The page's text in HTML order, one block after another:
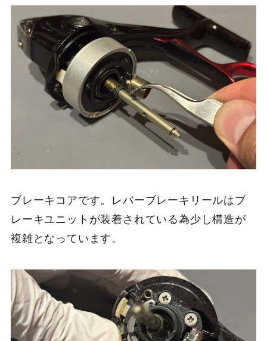
ブレーキコアです。レバーブレーキリールはブ
レーキユニットが装着されている為少し構造が
複雑となっています。